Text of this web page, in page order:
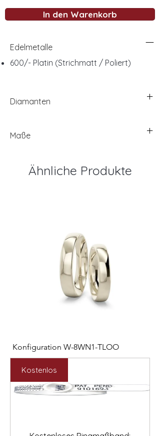
In den Warenkorb
Edelmetalle
600/- Platin (Strichmatt / Poliert)
Diamanten
Maße
Ähnliche Produkte
Konfiguration W-8WN1-TLOO
Preis
2.547,00 €
Preis
Kostenlos